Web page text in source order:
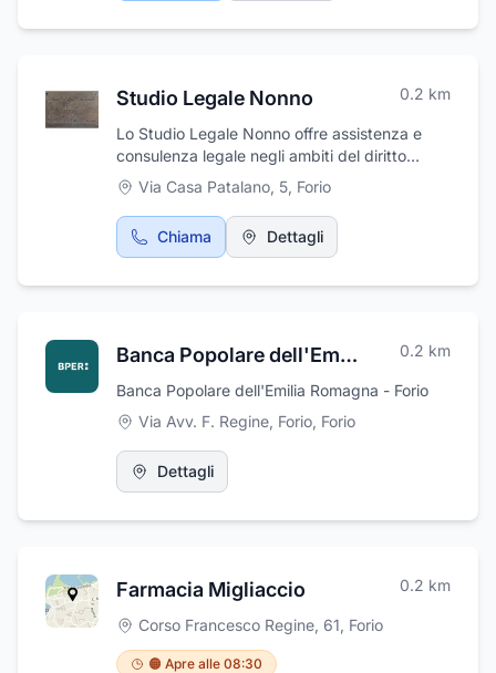
Dream Ischia di soddisfare sia le esigenze di
nautica. La flotta è composta da imbarcazioni
l’equipaggiamento per rendere comoda e
sicura la navigazione e per garantirvi il
massimo comfort in mare. Si eseguono tour di
Studio Legale Nonno 0.2 km
Lo Studio Legale Nonno offre assistenza e
consulenza legale negli ambiti del diritto
civile, diritto amministrativo e penale. Più
precisamente lo studio legale Nonno si
occupa di diritti reali, diritto di famiglia e dei
minori, locazioni, immobiliare, diritto del lavoro
contrattuale, volontaria giurisdizione, edilizia
di personale qualificato e competente atto a
riceve previo appuntamento telefonico.
Via Casa Patalano, 5, Forio
Chiama Dettagli
Banca Popolare dell'Emilia Romagna 0.2 km
Banca Popolare dell'Emilia Romagna - Forio
Via Avv. F. Regine, Forio, Forio
Dettagli
Farmacia Migliaccio 0.2 km
Corso Francesco Regine, 61, Forio
🟠 Apre alle 08:30